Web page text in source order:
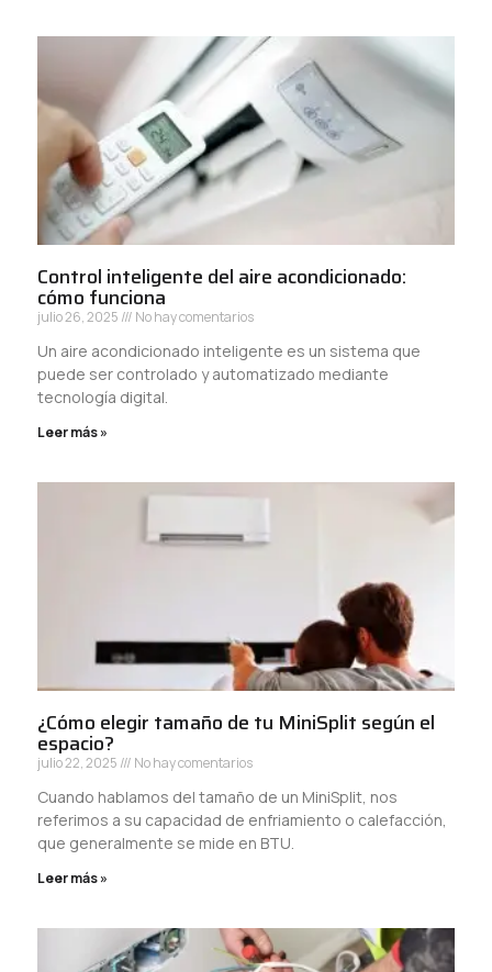
Control inteligente del aire acondicionado:
cómo funciona
julio 26, 2025 No hay comentarios
Un aire acondicionado inteligente es un sistema que
puede ser controlado y automatizado mediante
tecnología digital.
Leer más »
¿Cómo elegir tamaño de tu MiniSplit según el
espacio?
julio 22, 2025 No hay comentarios
Cuando hablamos del tamaño de un MiniSplit, nos
referimos a su capacidad de enfriamiento o calefacción,
que generalmente se mide en BTU.
Leer más »